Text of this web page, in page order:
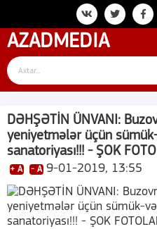
AZADMEDIA
DƏHŞƏTİN ÜNVANI:
yeniyetmələr üçün
sanatoriyası!!! - ŞOK
+ A - A 9-01-2019, 13:55